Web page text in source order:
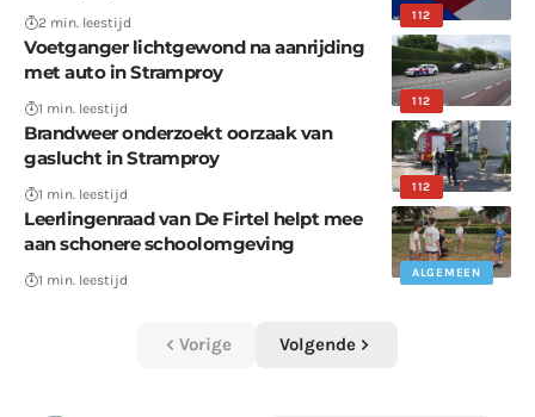
112
2 min. leestijd
112
Voetganger lichtgewond na aanrijding
met auto in Stramproy
1 min. leestijd
112
Brandweer onderzoekt oorzaak van
gaslucht in Stramproy
1 min. leestijd
ALGEMEEN
Leerlingenraad van De Firtel helpt mee
aan schonere schoolomgeving
1 min. leestijd
Vorige Volgende